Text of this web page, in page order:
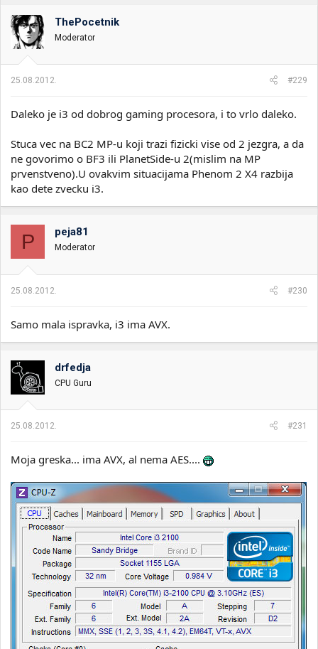
ThePocetnik
Moderator
25.08.2012. #229
Daleko je i3 od dobrog gaming procesora, i to vrlo daleko.
Stuca vec na BC2 MP-u koji trazi fizicki vise od 2 jezgra, a da
ne govorimo o BF3 ili PlanetSide-u 2(mislim na MP
prvenstveno).U ovakvim situacijama Phenom 2 X4 razbija
kao dete zvecku i3.
P peja81
Moderator
25.08.2012. #230
Samo mala ispravka, i3 ima AVX.
drfedja
CPU Guru
25.08.2012. #231
Moja greska... ima AVX, al nema AES....